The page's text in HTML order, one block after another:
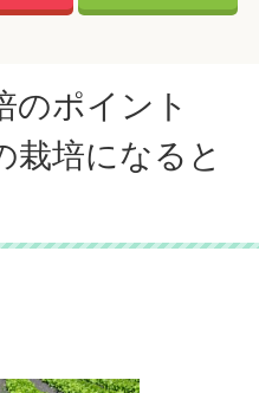
のポイント
栽培になると